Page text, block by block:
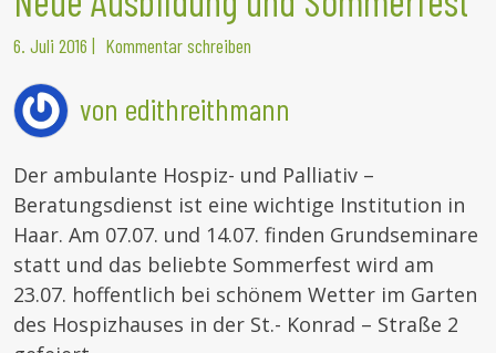
6. Juli 2016 | Kommentar schreiben
von edithreithmann
Der ambulante Hospiz- und Palliativ –
Beratungsdienst ist eine wichtige Institution in
Haar. Am 07.07. und 14.07. finden Grundseminare
statt und das beliebte Sommerfest wird am
23.07. hoffentlich bei schönem Wetter im Garten
des Hospizhauses in der St.- Konrad – Straße 2